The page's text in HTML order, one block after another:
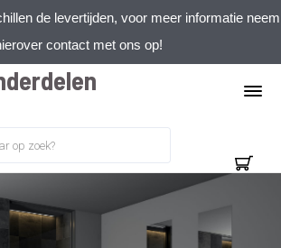
de levertijden, voor meer informatie neem
contact met ons op!